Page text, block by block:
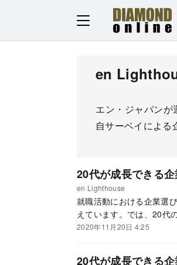
en
エン・ジャパン
自サーベイによる
20代が成長できる
en Lighthouse
就職活動における企業選
えています。では、20代
2020年11月20日 4:25
20代が成長できる